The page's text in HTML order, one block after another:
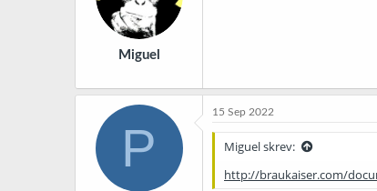
Miguel
P
15 Sep 2022
Miguel skrev:
http://braukaiser.com/